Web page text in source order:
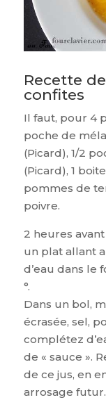
Recette
confites
Il faut, pour 4
poche de
(Picard), 1/2
(Picard), 1
pommes de
poivre.
2 heures
un plat allant
d’eau dans le
°.
Dans un bol,
écrasée, sel,
complétez
de « sauce ».
de ce jus, en
arrosage futur.